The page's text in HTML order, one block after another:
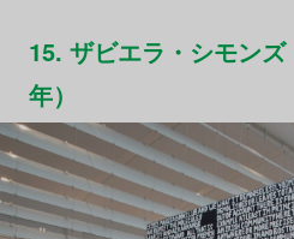
15. ザビエラ・シモン
年）